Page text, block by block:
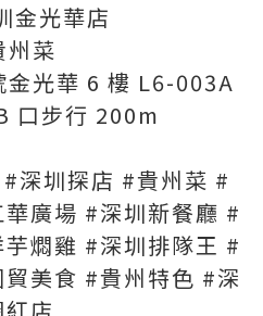
金光華店
州菜
金光華 6 樓 L6-003A
口步行 200m
深圳探店 #貴州菜 #
廣場 #深圳新餐廳 #
燜雞 #深圳排隊王 #
美食 #貴州特色 #深